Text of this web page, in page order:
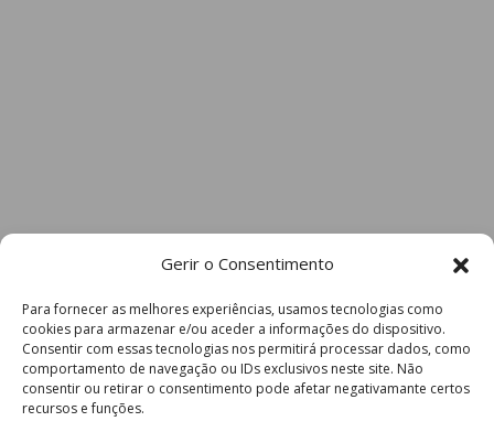
Gerir o Consentimento
Para fornecer as melhores experiências, usamos tecnologias como
cookies para armazenar e/ou aceder a informações do dispositivo.
Consentir com essas tecnologias nos permitirá processar dados, como
comportamento de navegação ou IDs exclusivos neste site. Não
consentir ou retirar o consentimento pode afetar negativamante certos
recursos e funções.